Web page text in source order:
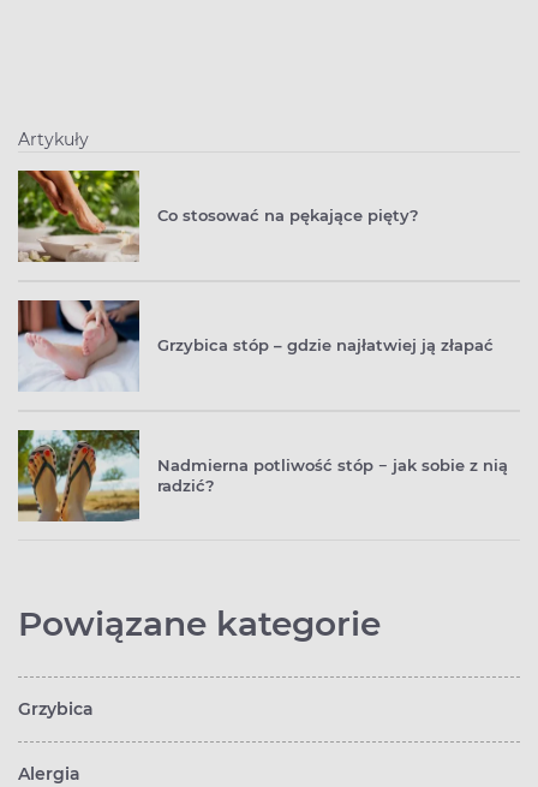
Artykuły
Co stosować na pękające pięty?
Grzybica stóp – gdzie najłatwiej ją złapać
Nadmierna potliwość stóp − jak sobie z nią
radzić?
Powiązane kategorie
Grzybica
Alergia